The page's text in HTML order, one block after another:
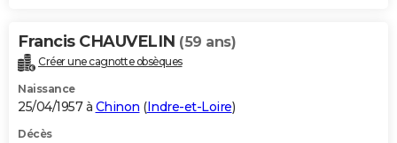
Francis CHAUVELIN (59 ans)
Créer une cagnotte obsèques
Naissance
25/04/1957 à Chinon (Indre-et-Loire)
Décès